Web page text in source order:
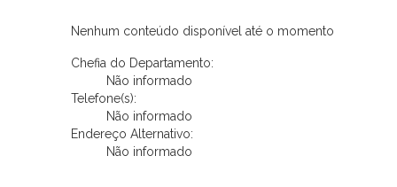
Nenhum conteúdo disponível até o momento
Chefia do Departamento:
Não informado
Telefone(s):
Não informado
Endereço Alternativo:
Não informado